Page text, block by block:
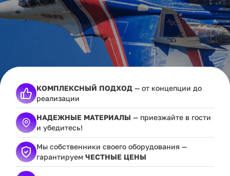
КОМПЛЕКСНЫЙ ПОДХОД — от концепции до
реализации
НАДЕЖНЫЕ МАТЕРИАЛЫ — приезжайте в гости
и убедитесь!
Мы собственники своего оборудования —
гарантируем ЧЕСТНЫЕ ЦЕНЫ